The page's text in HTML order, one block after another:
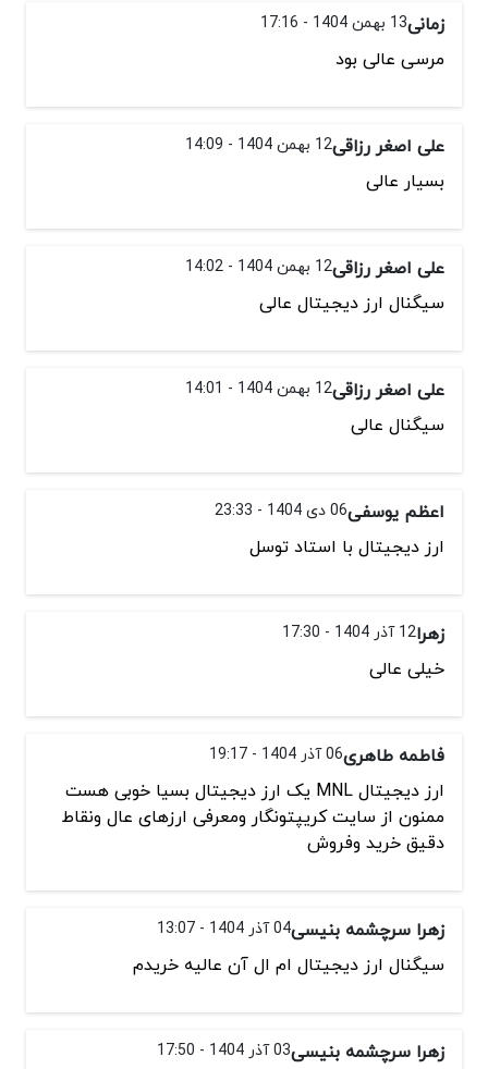
زمانی13 بهمن 1404 - 17:16
مرسی عالی بود
علی اصغر رزاقی12 بهمن 1404 - 14:09
بسیار عالی
علی اصغر رزاقی12 بهمن 1404 - 14:02
سیگنال ارز دیجیتال عالی
علی اصغر رزاقی12 بهمن 1404 - 14:01
سیگنال عالی
اعظم یوسفی06 دی 1404 - 23:33
ارز دیجیتال با استاد توسل
زهرا12 آذر 1404 - 17:30
خیلی عالی
فاطمه طاهری06 آذر 1404 - 19:17
ارز دیجیتال MNL یک ارز دیجیتال بسیا خوبی هست
ممنون از سایت کریپتونگار ومعرفی ارزهای عال ونقاط
دقیق خرید وفروش
زهرا سرچشمه بنیسی04 آذر 1404 - 13:07
سیگنال ارز دیجیتال ام ال آن عالیه خریدم
زهرا سرچشمه بنیسی03 آذر 1404 - 17:50